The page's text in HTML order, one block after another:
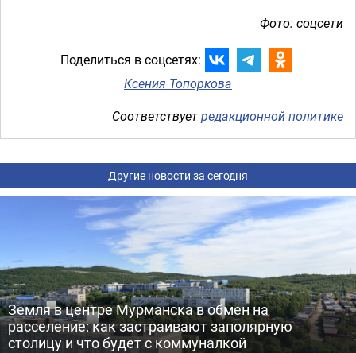
Фото: соцсети
Поделиться в соцсетях:
Ксения Топоркова
Соответствуетредакционной политике
Другие новости за сегодня
Земля в центре Мурманска в обмен на
расселение: как застраивают заполярную
столицу и что будет с коммуналкой